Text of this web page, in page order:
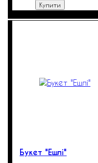
Купити
Букет "Ешлі"